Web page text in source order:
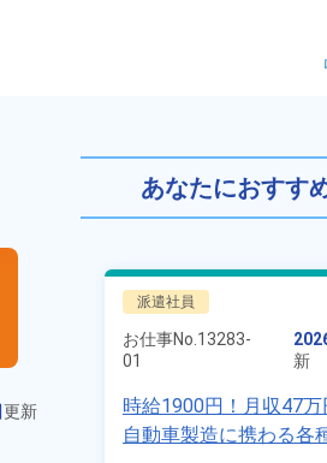
30代・40代の
更新
あなたにおすす
未読
レ
以
派遣社員
お仕事No. 13283-
01
新
時給1900円！月収47万
自動車製造に携わる各